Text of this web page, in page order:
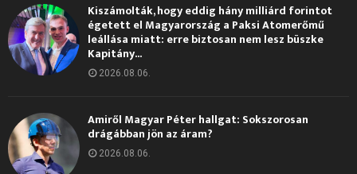
Kiszámolták, hogy eddig hány milliárd forintot
égetett el Magyarország a Paksi Atomerőmű
leállása miatt: erre biztosan nem lesz büszke
Kapitány...
2026.08.06.
Amiről Magyar Péter hallgat: Sokszorosan
drágábban jön az áram?
2026.08.06.